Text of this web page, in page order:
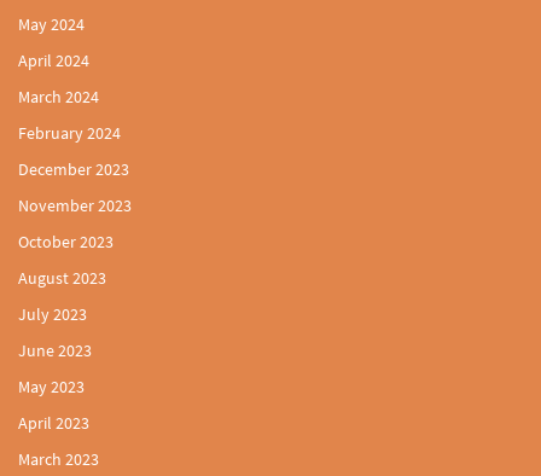
May 2024
April 2024
March 2024
February 2024
December 2023
November 2023
October 2023
August 2023
July 2023
June 2023
May 2023
April 2023
March 2023